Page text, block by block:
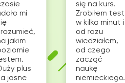
mi
jakim
plus
jasne
się na kurs.
Zrobiłem test
w kilka minut i
od razu
wiedziałem,
od czego
zacząć
naukę
niemieckiego.